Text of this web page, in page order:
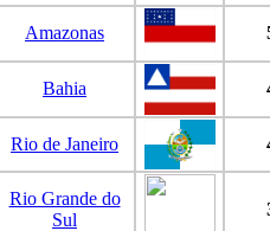
Amazonas
Bahia
Rio de Janeiro
Rio Grande do
Sul